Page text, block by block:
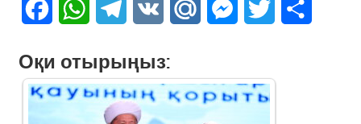
FacebookWhatsAppTelegram
VK Mail.Ru Messenger
Twitter
Оқи отырыңыз: